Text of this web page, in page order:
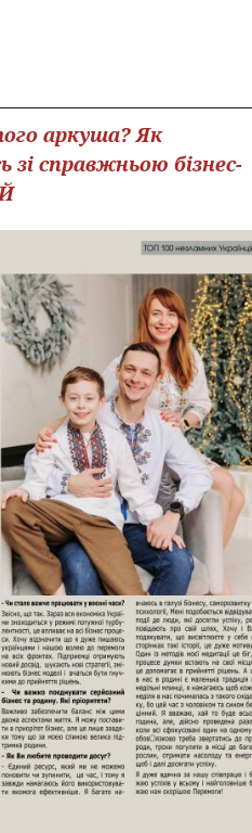
аркуша? Як
зі справжньою бізнес-